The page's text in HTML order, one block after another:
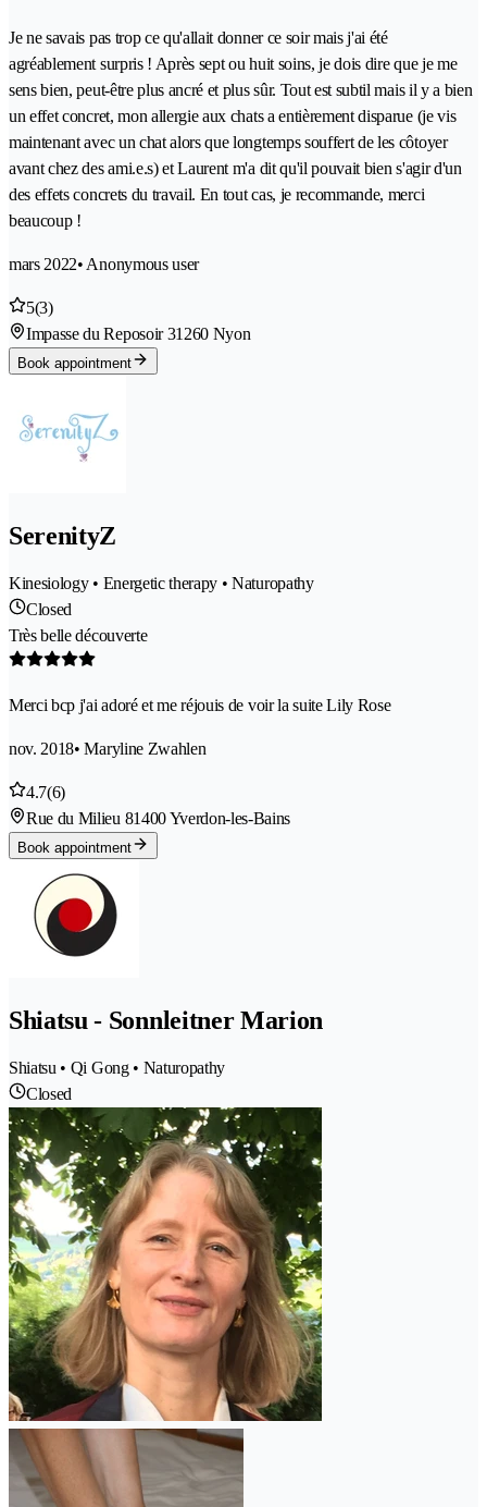
Je ne savais pas trop ce qu'allait donner ce soir mais j'ai été
agréablement surpris ! Après sept ou huit soins, je dois dire que je me
sens bien, peut-être plus ancré et plus sûr. Tout est subtil mais il y a bien
un effet concret, mon allergie aux chats a entièrement disparue (je vis
maintenant avec un chat alors que longtemps souffert de les côtoyer
avant chez des ami.e.s) et Laurent m'a dit qu'il pouvait bien s'agir d'un
des effets concrets du travail. En tout cas, je recommande, merci
beaucoup !
mars 2022• Anonymous user
5(3)
Impasse du Reposoir 31260 Nyon
Book appointment
SerenityZ
Kinesiology • Energetic therapy • Naturopathy
Closed
Très belle découverte
Merci bcp j'ai adoré et me réjouis de voir la suite Lily Rose
nov. 2018• Maryline Zwahlen
4.7(6)
Rue du Milieu 81400 Yverdon-les-Bains
Book appointment
Shiatsu - Sonnleitner Marion
Shiatsu • Qi Gong • Naturopathy
Closed